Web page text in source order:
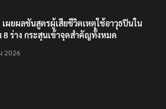
เผยผลชันสูตรผู้เสียชีวิตเหตุใช้อาวุธปืนใน
8 ร่าง กระสุนเข้าจุดสำคัญทั้งหมด
2026